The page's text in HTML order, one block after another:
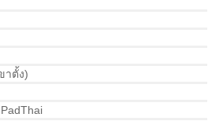
าตั้ง)